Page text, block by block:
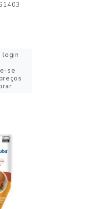
login
se